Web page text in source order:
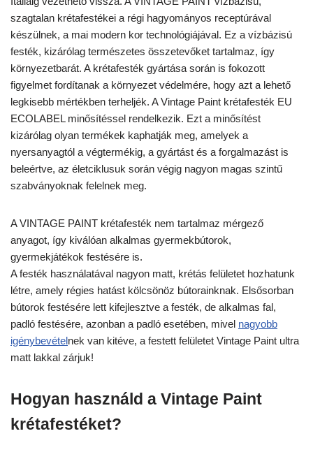
szagtalan krétafestékei a régi hagyományos receptúrával
készülnek, a mai modern kor technológiájával. Ez a vízbázisú
festék, kizárólag természetes összetevőket tartalmaz, így
környezetbarát. A krétafesték gyártása során is fokozott
figyelmet fordítanak a környezet védelmére, hogy azt a lehető
legkisebb mértékben terheljék. A Vintage Paint krétafesték EU
ECOLABEL minősítéssel rendelkezik. Ezt a minősítést
kizárólag olyan termékek kaphatják meg, amelyek a
nyersanyagtól a végtermékig, a gyártást és a forgalmazást is
beleértve, az életciklusuk során végig nagyon magas szintű
szabványoknak felelnek meg.
A VINTAGE PAINT krétafesték nem tartalmaz mérgező
anyagot, így kiválóan alkalmas gyermekbútorok,
gyermekjátékok festésére is.
A festék használatával nagyon matt, krétás felületet hozhatunk
létre, amely régies hatást kölcsönöz bútorainknak. Elsősorban
bútorok festésére lett kifejlesztve a festék, de alkalmas fal,
padló festésére, azonban a padló esetében, mivel nagyobb
igénybevételnek van kitéve, a festett felületet Vintage Paint ultra
matt lakkal zárjuk!
Hogyan használd a Vintage Paint
krétafestéket?